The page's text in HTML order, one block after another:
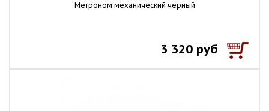
Метроном механический черный
3 320 руб